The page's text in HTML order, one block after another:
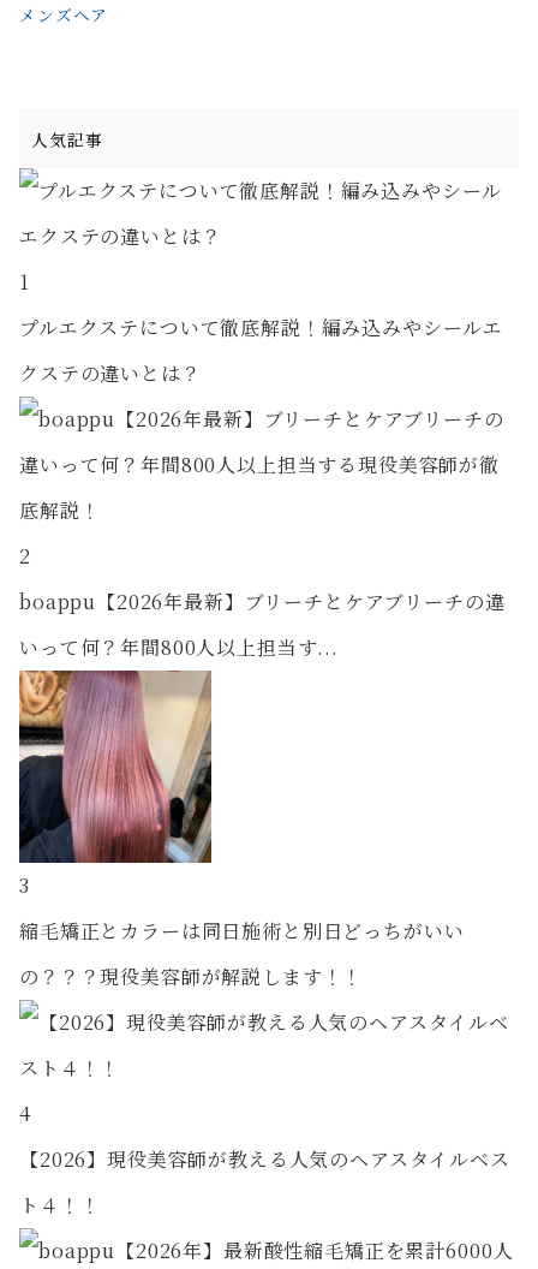
メンズヘア
人気記事
1
プルエクステについて徹底解説！編み込みやシールエ
クステの違いとは？
2
boappu【2026年最新】ブリーチとケアブリーチの違
いって何？年間800人以上担当す...
3
縮毛矯正とカラーは同日施術と別日どっちがいい
の？？？現役美容師が解説します！！
4
【2026】現役美容師が教える人気のヘアスタイルベス
ト４！！